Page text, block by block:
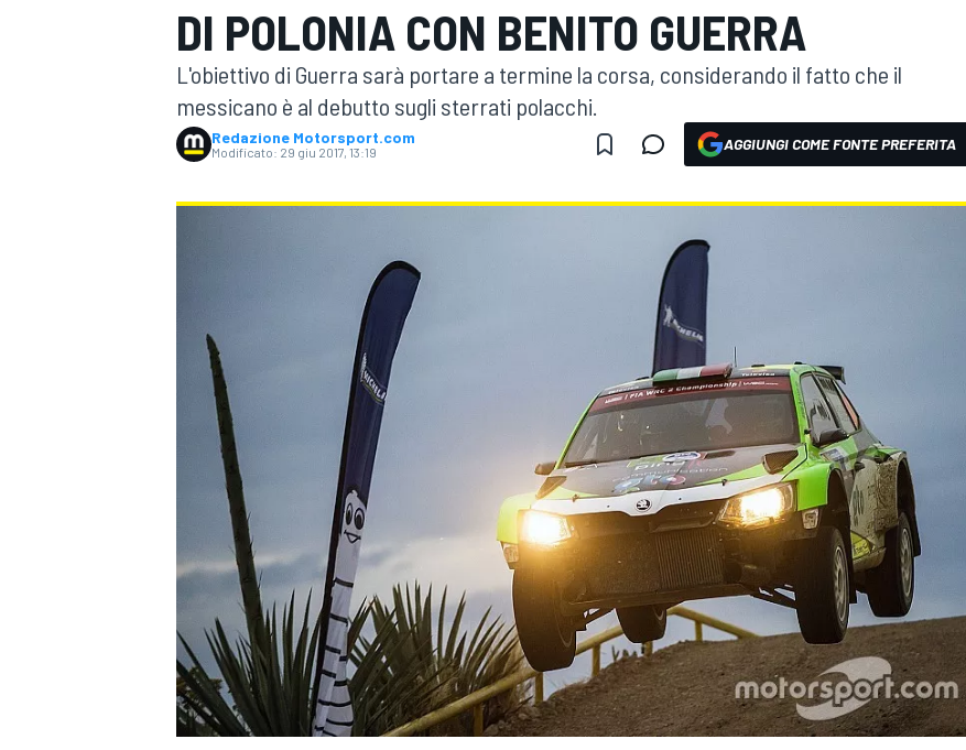
MOTOGP WEC
DI POLONIA CON BENITO GUERRA
L'obiettivo di Guerra sarà portare a termine la corsa, considerando il fatto che il
messicano è al debutto sugli sterrati polacchi.
Redazione Motorsport.com
Modificato: 29 giu 2017, 13:19 AGGIUNGI COME FONTE PREFERITA